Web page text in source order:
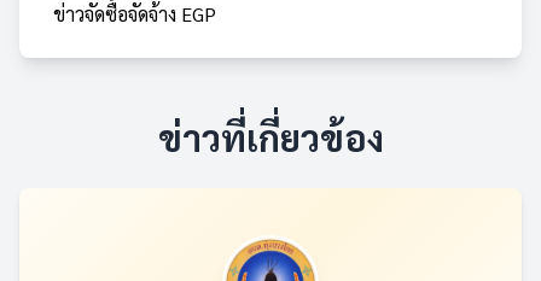
ข่าวจัดซื้อจัดจ้าง EGP
ข่าวที่เกี่ยวข้อง